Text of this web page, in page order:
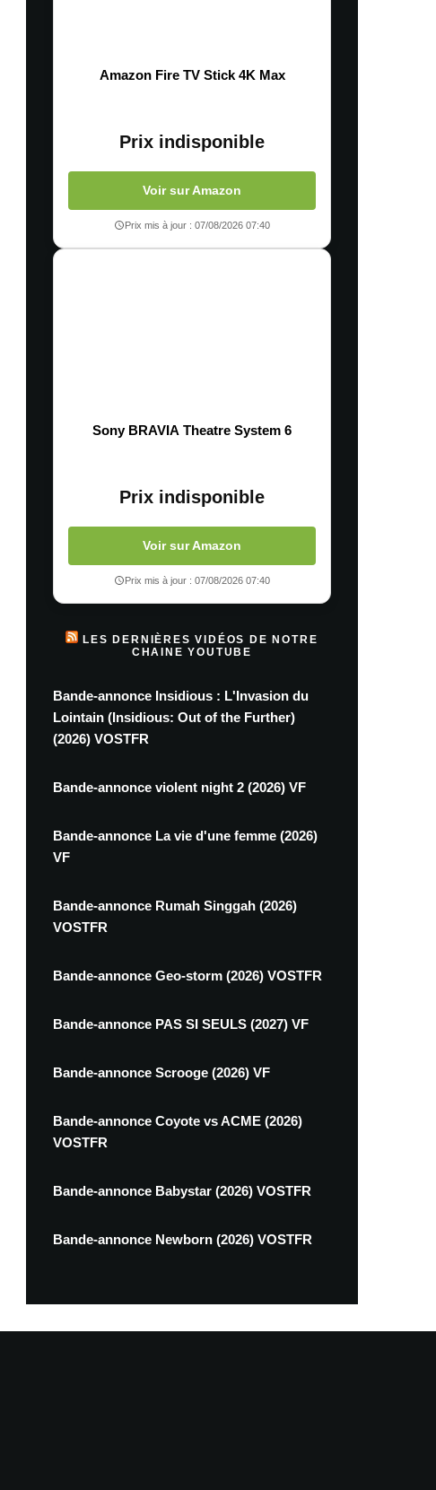
Amazon Fire TV Stick 4K Max
Prix indisponible
Voir sur Amazon
Prix mis à jour : 07/08/2026 07:40
Sony BRAVIA Theatre System 6
Prix indisponible
Voir sur Amazon
Prix mis à jour : 07/08/2026 07:40
LES DERNIÈRES VIDÉOS DE NOTRE
CHAINE YOUTUBE
Bande-annonce Insidious : L'Invasion du
Lointain (Insidious: Out of the Further)
(2026) VOSTFR
Bande-annonce violent night 2 (2026) VF
Bande-annonce La vie d'une femme (2026)
VF
Bande-annonce Rumah Singgah (2026)
VOSTFR
Bande-annonce Geo-storm (2026) VOSTFR
Bande-annonce PAS SI SEULS (2027) VF
Bande-annonce Scrooge (2026) VF
Bande-annonce Coyote vs ACME (2026)
VOSTFR
Bande-annonce Babystar (2026) VOSTFR
Bande-annonce Newborn (2026) VOSTFR